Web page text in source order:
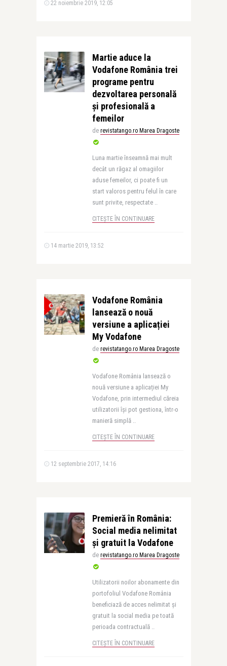
22 noiembrie 2019, 12:05
Martie aduce la
Vodafone România trei
programe pentru
dezvoltarea personală
și profesională a
femeilor
de revistatango.ro Marea Dragoste
Luna martie înseamnă mai mult
decât un răgaz al omagiilor
aduse femeilor, ci poate fi un
start valoros pentru felul în care
sunt privite, respectate ..
CITEȘTE ÎN CONTINUARE
14 martie 2019, 13:52
Vodafone România
lansează o nouă
versiune a aplicației
My Vodafone
de revistatango.ro Marea Dragoste
Vodafone România lansează o
nouă versiune a aplicației My
Vodafone, prin intermediul căreia
utilizatorii își pot gestiona, într-o
manieră simplă ..
CITEȘTE ÎN CONTINUARE
12 septembrie 2017, 14:16
Premieră în România:
Social media nelimitat
și gratuit la Vodafone
de revistatango.ro Marea Dragoste
Utilizatorii noilor abonamente din
portofoliul Vodafone România
beneficiază de acces nelimitat și
gratuit la social media pe toată
perioada contractuală ..
CITEȘTE ÎN CONTINUARE